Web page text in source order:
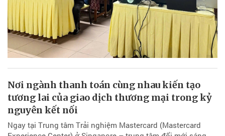
Nơi ngành thanh toán cùng nhau kiến tạo
tương lai của giao dịch thương mại trong kỷ
nguyên kết nối
Ngay tại Trung tâm Trải nghiệm Mastercard (Mastercard